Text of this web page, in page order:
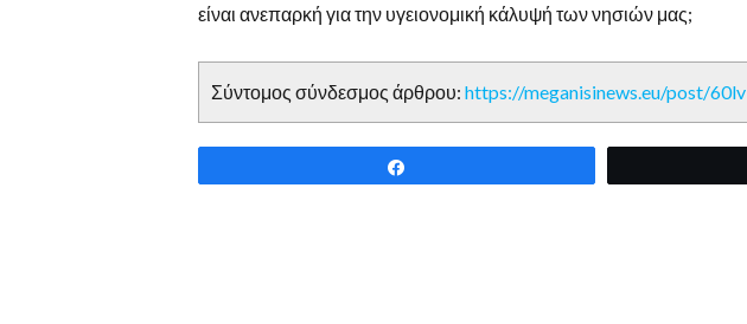
είναι ανεπαρκή για την υγειονομική κάλυψή των νησιών μας;
Σύντομος σύνδεσμος άρθρου: https://meganisinews.eu/post/60lv